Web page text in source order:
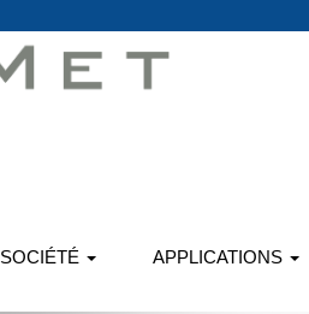
SOCIÉTÉ APPLICATIONS